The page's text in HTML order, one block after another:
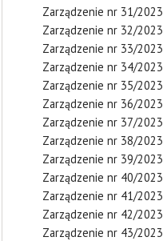
Zarządzenie nr 31/2023
Zarządzenie nr 32/2023
Zarządzenie nr 33/2023
Zarządzenie nr 34/2023
Zarządzenie nr 35/2023
Zarządzenie nr 36/2023
Zarządzenie nr 37/2023
Zarządzenie nr 38/2023
Zarządzenie nr 39/2023
Zarządzenie nr 40/2023
Zarządzenie nr 41/2023
Zarządzenie nr 42/2023
Zarządzenie nr 43/2023